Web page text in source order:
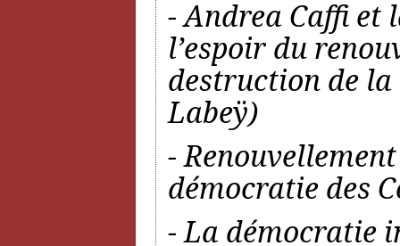
- Andrea Caffi et
l’espoir du
destruction de
Labeÿ)
-
démocratie des
- La démocratie